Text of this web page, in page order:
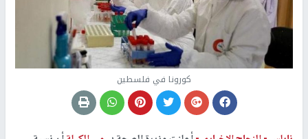
كورونا في فلسطين